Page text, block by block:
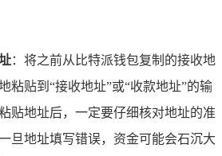
：将之前从比特派钱包复制的接收地
粘贴到“接收地址”或“收款地址”的输
贴地址后，一定要仔细核对地址的准
旦地址填写错误，资金可能会石沉大